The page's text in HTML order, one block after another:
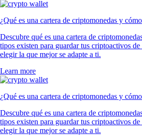
¿Qué es una cartera de criptomonedas y
Descubre qué es una cartera de
tipos existen para guardar tus criptoactivos
elegir la que mejor se adapte a ti.
Learn more
¿Qué es una cartera de criptomonedas y
Descubre qué es una cartera de
tipos existen para guardar tus criptoactivos
elegir la que mejor se adapte a ti.